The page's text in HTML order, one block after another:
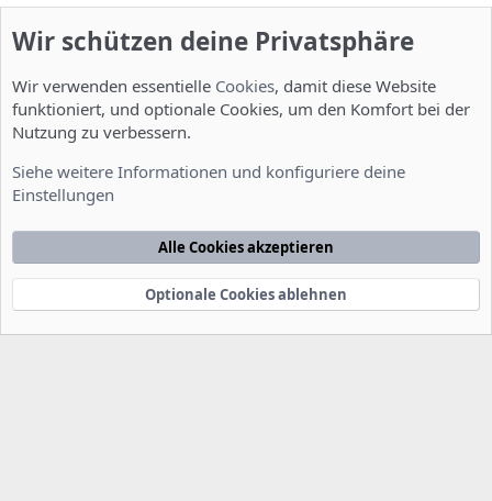
Werbung
Nutzungsbedingungen Datenschutzerklärung
Startseite
e
Community platform by XenForo® © 2010-2022 XenForo Ltd.
xenDach©2010-2014
Wir schützen deine Privatsphäre
Wir verwenden essentielle Cookies, damit diese Website
funktioniert, und optionale Cookies, um den Komfort bei der
Nutzung zu verbessern.
Siehe weitere Informationen und konfiguriere deine
Einstellungen
Alle Cookies akzeptieren
Optionale Cookies ablehnen